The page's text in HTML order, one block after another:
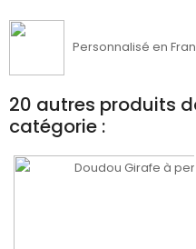
Personnalisé en
20 autres produits
catégorie :